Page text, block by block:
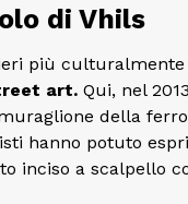
di Vhils
più culturalmente
art. Qui, nel
della
hanno potuto
inciso a scalpello